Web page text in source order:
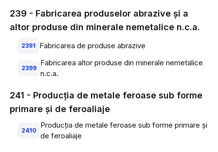
239 - Fabricarea produselor abrazive şi a
altor produse din minerale nemetalice n.c.a.
2391 Fabricarea de produse abrazive
2399
Fabricarea altor produse din minerale nemetalice
n.c.a.
241 - Producţia de metale feroase sub forme
primare şi de feroaliaje
2410
Producţia de metale feroase sub forme primare şi
de feroaliaje